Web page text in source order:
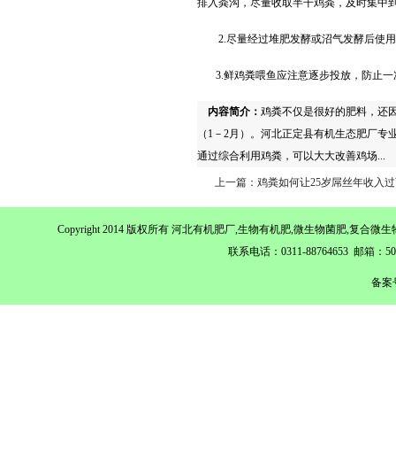
排入粪沟，尽量收取半干鸡粪 ，及时集中
2.尽量经过堆肥发酵或沼气发酵后使用
3.鲜鸡粪喂鱼应注意逐步投放，防止
内容简介： 鸡粪不仅是很好的肥料，还
（1－2月）。河北正定县有机生态肥厂
通过综合利用鸡粪，可以大大改善鸡场...
上一篇：鸡粪如何让25岁屌丝年收入
Copyright 2014 版权所有 河北有机肥厂,生物有机肥,微生物菌肥,复合
联系电话：0311-88764653 邮箱：
备案